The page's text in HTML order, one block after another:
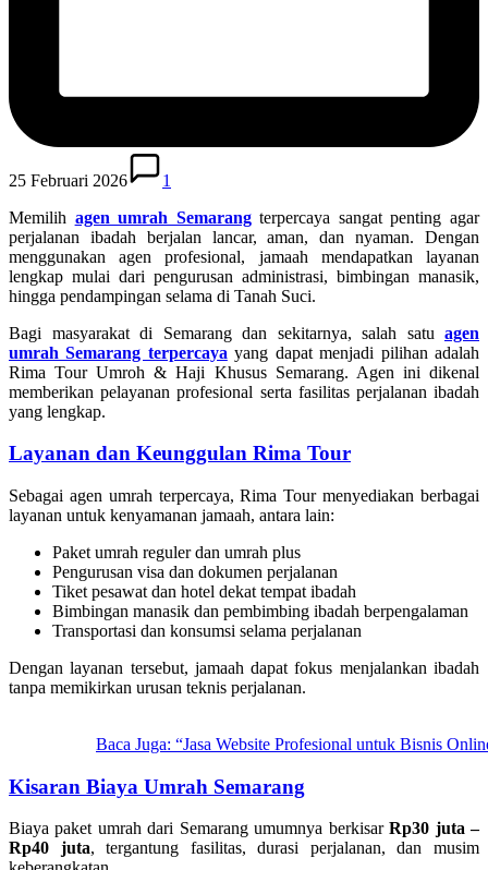
25 Februari 2026
1
Memilih agen umrah Semarangterpercaya sangat penting agar
perjalanan ibadah berjalan lancar, aman, dan nyaman. Dengan
menggunakan agen profesional, jamaah mendapatkan layanan
lengkap mulai dari pengurusan administrasi, bimbingan manasik,
hingga pendampingan selama di Tanah Suci.
Bagi masyarakat di Semarangdan sekitarnya, salah satu agen
umrah Semarang terpercaya yang dapat menjadi pilihan adalah
Rima Tour Umroh & Haji Khusus Semarang. Agen ini dikenal
memberikan pelayanan profesional serta fasilitas perjalanan ibadah
yang lengkap.
Layanan dan Keunggulan Rima Tour
Sebagai agen umrah terpercaya, Rima Tour menyediakan berbagai
layanan untuk kenyamanan jamaah, antara lain:
Paket umrah reguler dan umrah plus
Pengurusan visa dan dokumen perjalanan
Tiket pesawat dan hotel dekat tempat ibadah
Bimbingan manasik dan pembimbing ibadah berpengalaman
Transportasi dan konsumsi selama perjalanan
Dengan layanan tersebut, jamaah dapat fokus menjalankan ibadah
tanpa memikirkan urusan teknis perjalanan.
Baca Juga: “Jasa Website Profesional untuk Bisnis
Kisaran Biaya Umrah Semarang
Biaya paket umrah dari Semarang umumnya berkisarRp30 juta –
Rp40 juta, tergantung fasilitas, durasi perjalanan, dan musim